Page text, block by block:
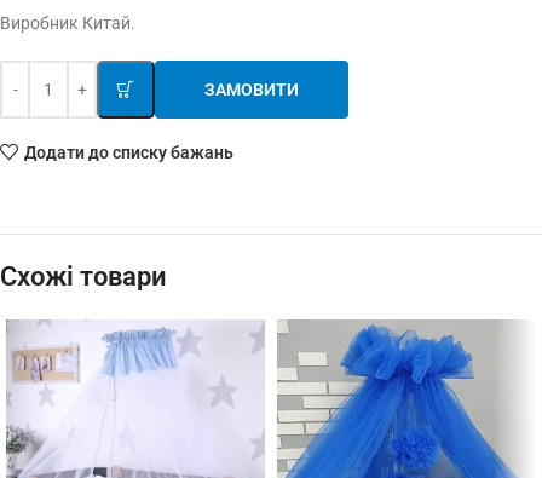
Виробник Китай.
ЗАМОВИТИ
Додати до списку бажань
Схожі товари